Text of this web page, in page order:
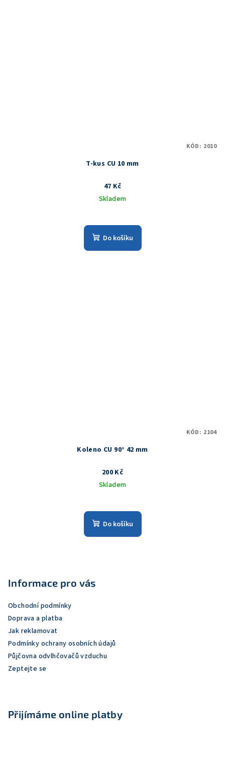
T-kus CU 10 mm
47 Kč
Skladem
Do košíku
KÓD: 2010
Koleno CU 90° 42 mm
200 Kč
Skladem
Do košíku
KÓD: 2104
Informace pro vás
Obchodní podmínky
Doprava a platba
Jak reklamovat
Podmínky ochrany osobních údajů
Půjčovna odvlhčovačů vzduchu
Zeptejte se
Přijímáme online platby